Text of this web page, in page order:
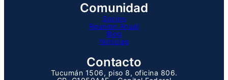
Comunidad
Socios
Reunion Anual
Blog
Noticias
Contacto
Tucumán 1506, piso 8, oficina 806.